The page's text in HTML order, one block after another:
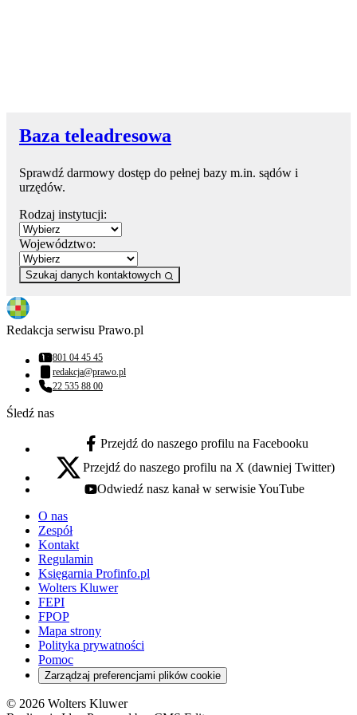
Baza teleadresowa
Sprawdź darmowy dostęp do pełnej bazy m.in. sądów i
urzędów.
Rodzaj instytucji:
Województwo:
Szukaj danych kontaktowych
Redakcja serwisu Prawo.pl
Numer telefonu:
801 04 45 45
Adres email:
redakcja@prawo.pl
Numer telefonu:
22 535 88 00
Śledź nas
facebook - otwiera się w nowej karcie
Przejdź do naszego profilu na Facebooku
x - otwiera się w nowej karcie
Przejdź do naszego profilu na X (dawniej Twitter)
youtube - otwiera się w nowej karcie
Odwiedź nasz kanał w serwisie YouTube
O nas
Zespół
Kontakt
Regulamin
Księgarnia Profinfo.pl
Wolters Kluwer
FEPI
FPOP
Mapa strony
Polityka prywatności
Pomoc
Zarządzaj preferencjami plików cookie
© 2026 Wolters Kluwer